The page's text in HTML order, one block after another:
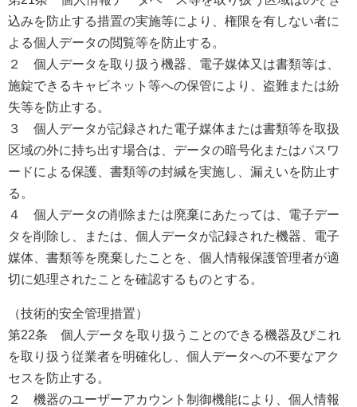
込みを防止する措置の実施等により、権限を有しない者に
よる個人データの閲覧等を防止する。
２ 個人データを取り扱う機器、電子媒体又は書類等は、
施錠できるキャビネット等への保管により、盗難または紛
失等を防止する。
３ 個人データが記録された電子媒体または書類等を取扱
区域の外に持ち出す場合は、データの暗号化またはパスワ
ードによる保護、書類等の封緘を実施し、漏えいを防止す
る。
４ 個人データの削除または廃棄にあたっては、電子デー
タを削除し、または、個人データが記録された機器、電子
媒体、書類等を廃棄したことを、個人情報保護管理者が適
切に処理されたことを確認するものとする。
（技術的安全管理措置）
第22条 個人データを取り扱うことのできる機器及びこれ
を取り扱う従業者を明確化し、個人データへの不要なアク
セスを防止する。
２ 機器のユーザーアカウント制御機能により、個人情報